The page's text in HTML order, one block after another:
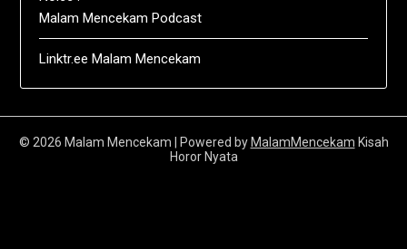
Malam Mencekam Podcast
Linktr.ee Malam Mencekam
© 2026 Malam Mencekam | Powered by MalamMencekam Kisah
Horor Nyata